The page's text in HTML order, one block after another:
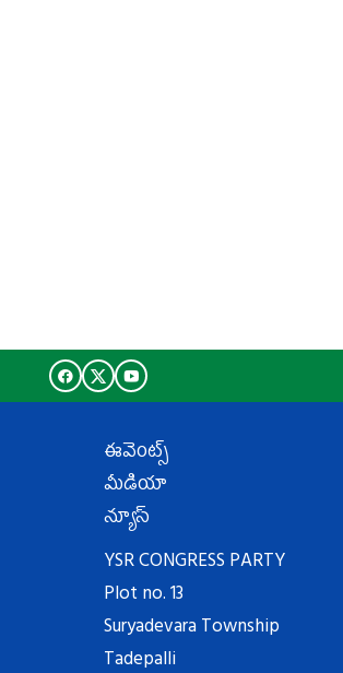
ఈవెంట్స్
మీడియా
న్యూస్
YSR CONGRESS PARTY
Plot no. 13
Suryadevara Township
Tadepalli